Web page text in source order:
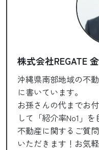
株式会社REGATE
沖縄県南部地域の不
に書いています。
お孫さんの代までお
して「紹介率No1」を
不動産に関するご質
いただきます！お気